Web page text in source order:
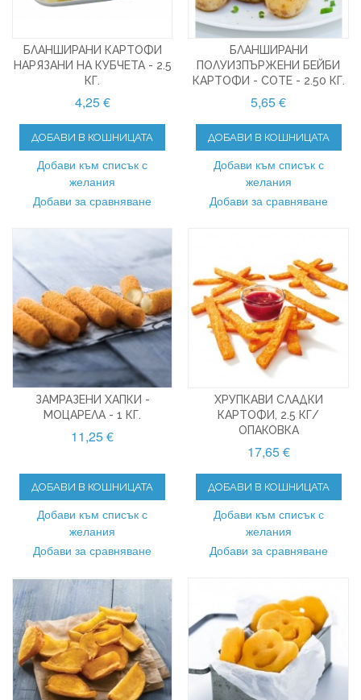
БЛАНШИРАНИ КАРТОФИ
НАРЯЗАНИ НА КУБЧЕТА - 2.5
КГ.
4,25 €
ДОБАВИ В КОШНИЦАТА
Добави към списък с
желания
Добави за сравняване
БЛАНШИРАНИ
ПОЛУИЗПЪРЖЕНИ БЕЙБИ
КАРТОФИ - СОТЕ - 2.50 КГ.
5,65 €
ДОБАВИ В КОШНИЦАТА
Добави към списък с
желания
Добави за сравняване
ЗАМРАЗЕНИ ХАПКИ -
МОЦАРЕЛА - 1 КГ.
11,25 €
ДОБАВИ В КОШНИЦАТА
Добави към списък с
желания
Добави за сравняване
ХРУПКАВИ СЛАДКИ
КАРТОФИ, 2.5 КГ/
ОПАКОВКА
17,65 €
ДОБАВИ В КОШНИЦАТА
Добави към списък с
желания
Добави за сравняване